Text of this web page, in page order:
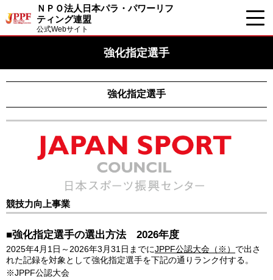
ＮＰＯ法人日本パラ・パワーリフ
ティング連盟
公式Webサイト
強化指定選手
強化指定選手
競技力向上事業
■強化指定選手の選出方法 2026年度
2025年4月1日～2026年3月31日までにJPPF公認大会（※） で出さ
れた記録を対象として強化指定選手を下記の通りランク付する。
※JPPF公認大会